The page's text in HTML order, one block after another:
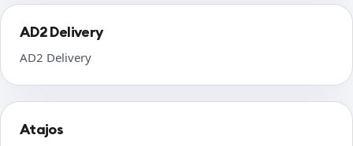
AD2 Delivery
AD2 Delivery
Atajos